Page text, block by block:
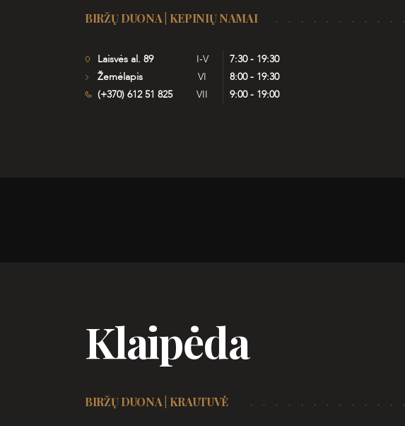
BIRŽŲ DUONA | KEPINIŲ NAMAI
Laisvės al. 89
Žemėlapis
(+370) 612 51 825
I-V
7:30 - 19:30
VI
8:00 - 19:30
VII
9:00 - 19:00
Klaipėda
BIRŽŲ DUONA | KRAUTUVĖ